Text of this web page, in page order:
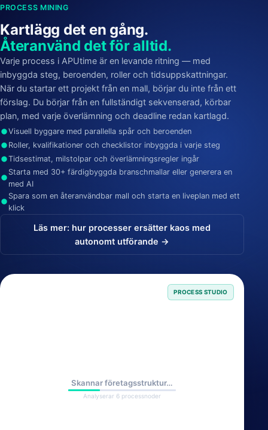
PROCESS MINING
Kartlägg det en gång.
Återanvänd det för alltid.
Varje process i APUtime är en levande ritning — med
inbyggda steg, beroenden, roller och tidsuppskattningar.
När du startar ett projekt från en mall, börjar du inte från ett
förslag. Du börjar från en fullständigt sekvenserad, körbar
plan, med varje överlämning och deadline redan kartlagd.
Visuell byggare med parallella spår och beroenden
Roller, kvalifikationer och checklistor inbyggda i varje steg
Tidsestimat, milstolpar och överlämningsregler ingår
Starta med 30+ färdigbyggda branschmallar eller generera en
med AI
Spara som en återanvändbar mall och starta en liveplan med ett
klick
Läs mer: hur processer ersätter kaos med
autonomt utförande →
PROCESS STUDIO
Skannar företagsstruktur…
Analyserar 6 processnoder